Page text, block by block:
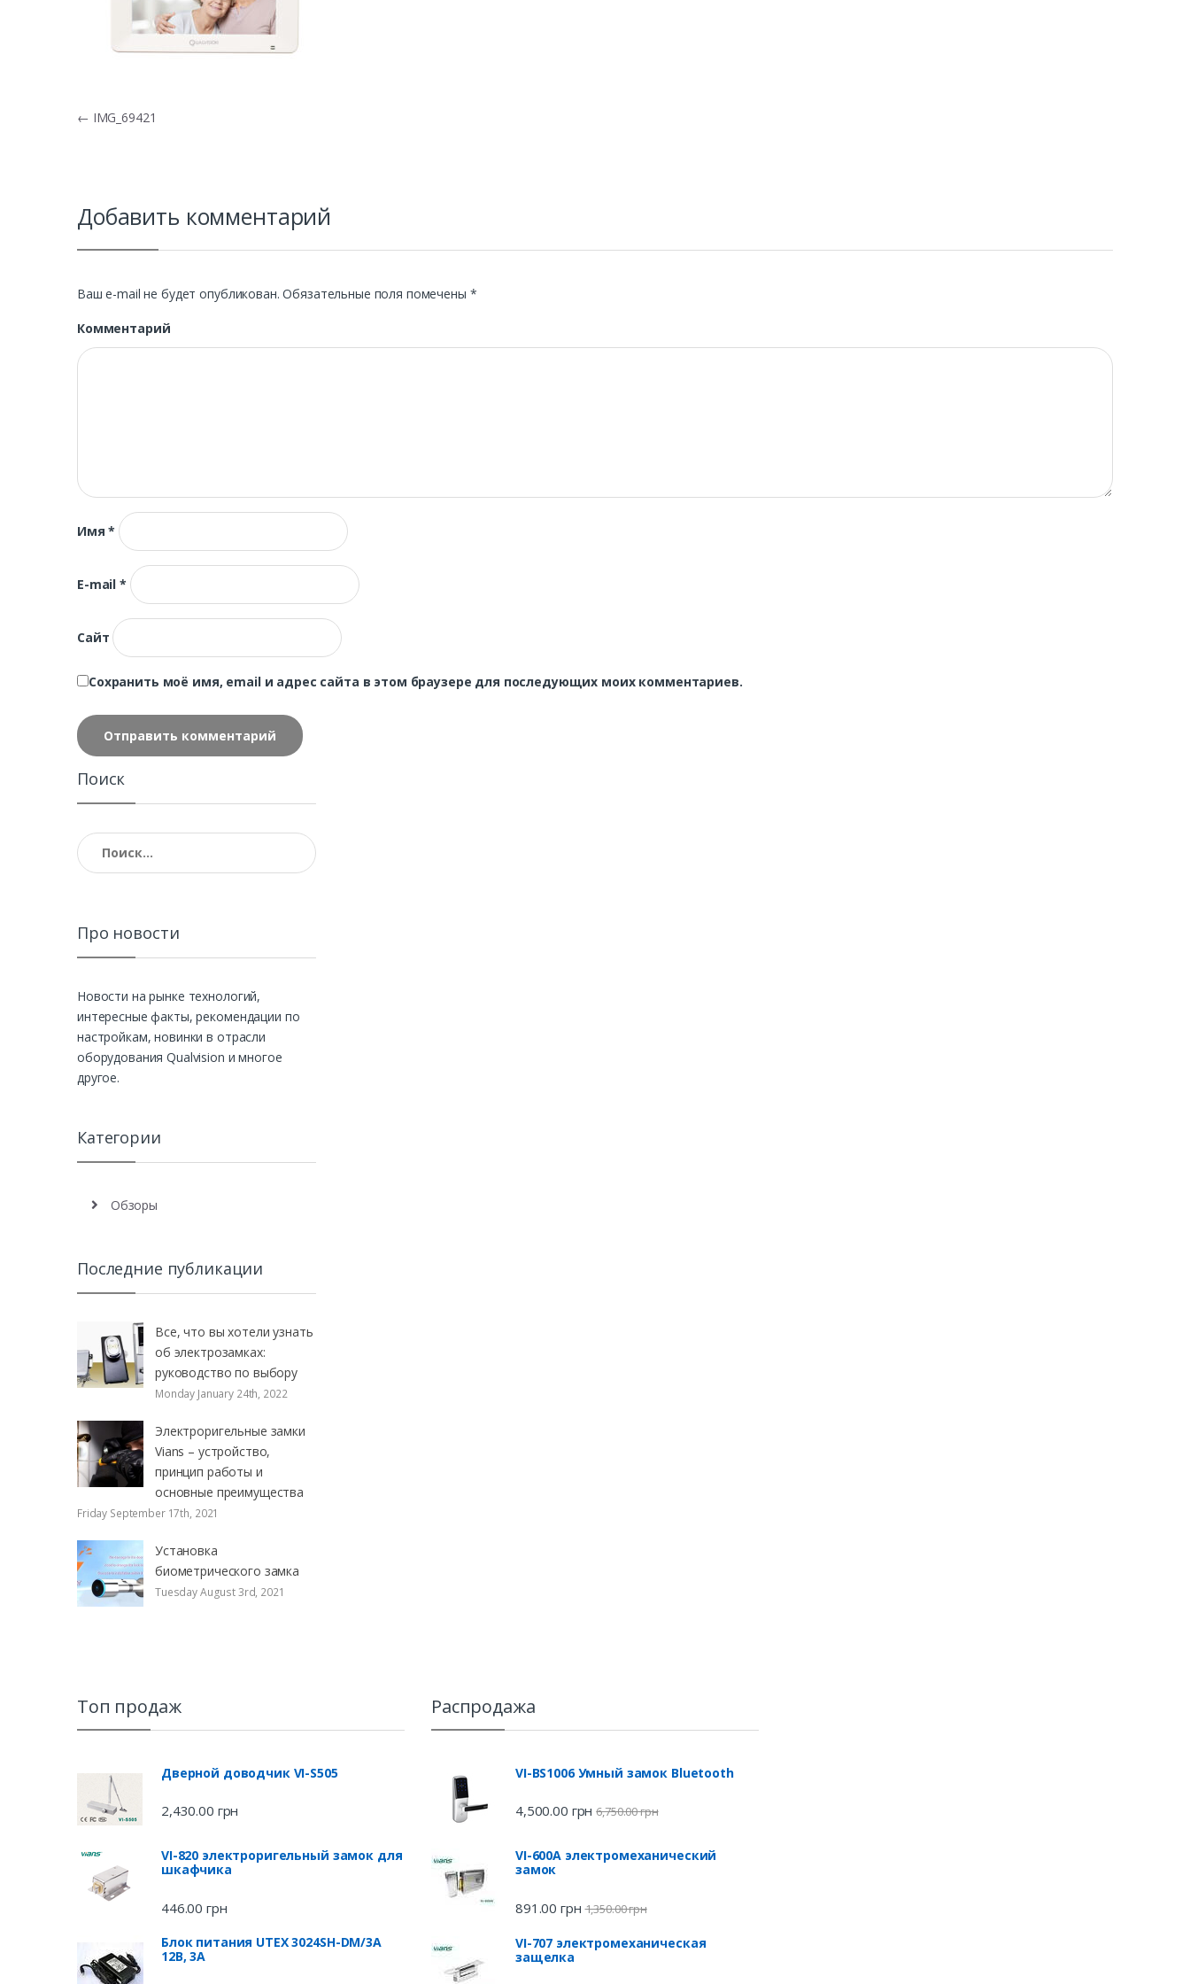
Навигация по записям
← IMG_69421
Добавить комментарий
Ваш e-mail не будет опубликован. Обязательные поля помечены *
Комментарий
Имя*
E-mail*
Сайт
Сохранить моё имя, email и адрес сайта в этом браузере для последующих моих комментариев.
Поиск
Найти:
Про новости
Новости на рынке технологий,
интересные факты, рекомендации по
настройкам, новинки в отрасли
оборудования Qualvision и многое
другое.
Категории
Обзоры
Последние публикации
Все, что вы хотели узнать
об электрозамках:
руководство по выбору
Monday January 24th, 2022
Электроригельные замки
Vians – устройство,
принцип работы и
основные преимущества
Friday September 17th, 2021
Установка
биометрического замка
Tuesday August 3rd, 2021
Топ продаж
Дверной доводчик VI-S505
2,430.00 грн
VI-820 электроригельный замок для
шкафчика
446.00 грн
Блок питания UTEX 3024SH-DM/3A
12В, 3А
Распродажа
VI-BS1006 Умный замок Bluetooth
4,500.00 грн 6,750.00грн
VI-600A электромеханический
замок
891.00 грн 1,350.00грн
VI-707 электромеханическая
защелка